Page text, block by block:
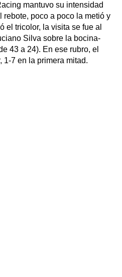
mantuvo su intensidad
rebote, poco a poco la metió y
el tricolor, la visita se fue al
Silva sobre la bocina-
43 a 24). En ese rubro, el
1-7 en la primera mitad.